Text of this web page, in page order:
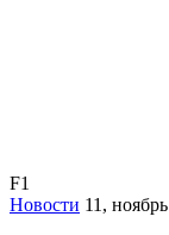
F1
Новости 11, ноябрь